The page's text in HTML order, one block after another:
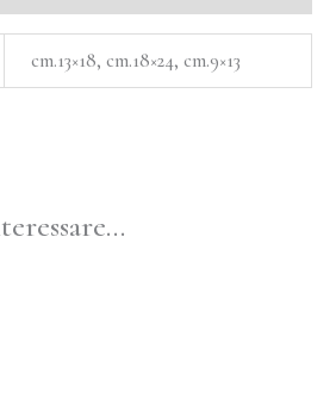
cm.13×18, cm.18×24, cm.9×13